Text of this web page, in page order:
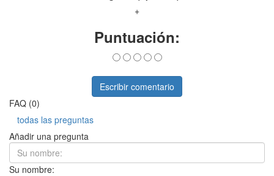
+
Puntuación:
Escribir comentario
FAQ (0)
todas las preguntas
Añadir una pregunta
Su nombre: